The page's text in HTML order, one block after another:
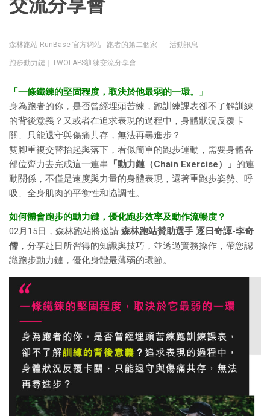
森林跑站 RunBase 官方網站 - 跑者的第二個家 活動訊息
跑步動力鏈｜TWOLAPS訓練交流分享會
「一條鐵鍊的堅固程度，取決於他最弱的一環。」
身為跑者的你，是否曾經埋頭苦練，跑訓練課表卻不了解訓練
的背後意義？又或者在追求表現的過程中，身體狀況反覆卡
關、只能退守與傷痛共存，無法再尋進步？
雙腳重複交替抬起與落下，看似簡單的跑步運動，需要身體各
部位齊力去完成這一連串
「動力鏈（Chain Exercise）」 的連
動關係，不僅是速度與力量的身體表現，還著重跑步姿勢、呼
吸、全身肌肉的平衡性和協調性。
如何體會跑步的動力鏈，優化跑步效率及動作流暢度？
02月15日，森林跑站將邀請 森林跑站贊助選手 逐日奇譚-李奇
儒 ，分享赴日所習得的知識與技巧，並透過實務操作，帶您認
識跑步動力鏈，優化身體最薄弱的環節。